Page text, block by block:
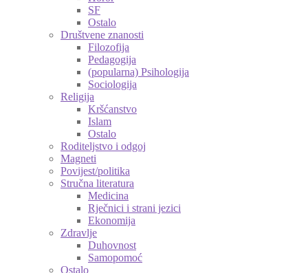
SF
Ostalo
Društvene znanosti
Filozofija
Pedagogija
(popularna) Psihologija
Sociologija
Religija
Kršćanstvo
Islam
Ostalo
Roditeljstvo i odgoj
Magneti
Povijest/politika
Stručna literatura
Medicina
Rječnici i strani jezici
Ekonomija
Zdravlje
Duhovnost
Samopomoć
Ostalo